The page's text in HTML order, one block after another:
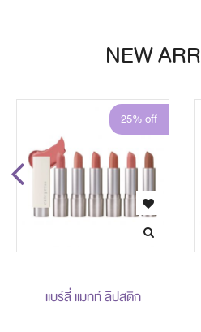
NEW
25% off
แบร์ลี่ แมทท์ ลิปสติก